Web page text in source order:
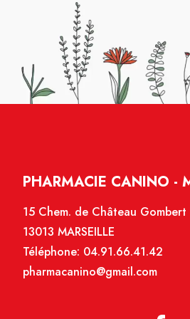
PHARMACIE CANINO -
15 Chem. de Château Gombert
13013 MARSEILLE
Téléphone: 04.91.66.41.42
pharmacanino@gmail.com